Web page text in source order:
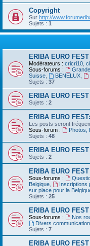
Copyright
Sur http://
Sujets : 1
ERIBA EURO
Modérateurs : cricri10
Sous-forums :
Suisse
BENELUX,
Sujets : 37
ERIBA EURO
Sujets : 2
ERIBA EURO
Les posts seront
Sous-forum :
Photos,
Sujets : 48
ERIBA EURO
Sujets : 2
ERIBA EURO
Sous-forums :
Belgique
Inscriptions
sur place pour la
Sujets : 25
ERIBA EURO
Sous-forums : Nos
Divers
Sujets : 7
ERIBA EURO FEST